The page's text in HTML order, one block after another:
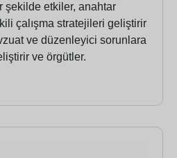
şekilde etkiler, anahtar
çalışma stratejileri geliştirir
ve düzenleyici sorunlara
ve örgütler.